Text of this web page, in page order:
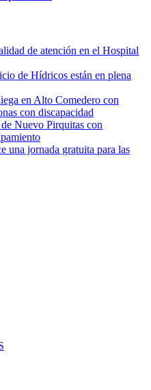
de atención en el Hospital
de Hídricos están en plena
en Alto Comedero con
con discapacidad
Nuevo Pirquitas con
una jornada gratuita para las